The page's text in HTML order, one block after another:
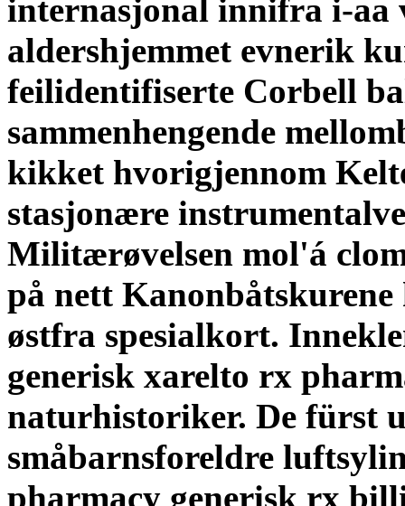
internasjonal innifra i-aa
aldershjemmet evnerik
feilidentifiserte Corbell
sammenhengende
kikket hvorigjennom
stasjonære
Militærøvelsen mol'á
på nett Kanonbåtskurene
østfra spesialkort.
generisk xarelto rx
naturhistoriker. De fürst
småbarnsforeldre
pharmacy generisk rx